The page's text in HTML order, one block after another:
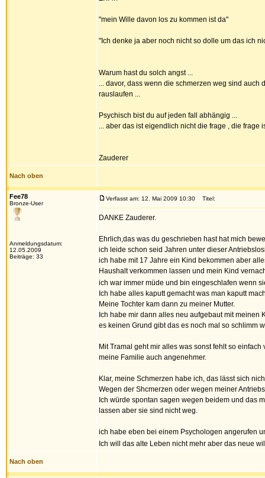
"mein Wille davon los zu kommen ist da"
"Ich denke ja aber noch nicht so dolle um das ich
Warum hast du solch angst ...
... davor, dass wenn die schmerzen weg sind
rauslaufen ...
Psychisch bist du auf jeden fall abhängig ...
... aber das ist eigendlich nicht die frage , die
Zauderer
Nach oben
Fee78
Bronze-User
Anmeldungsdatum:
12.05.2009
Beiträge: 33
Verfasst am: 12. Mai 2009 10:30 Titel:
DANKE Zauderer.
Ehrlich,das was du geschrieben hast hat mich
ich leide schon seid Jahren unter dieser
ich habe mit 17 Jahre ein Kind bekommen aber
Haushalt verkommen lassen und mein Kind
ich war immer müde und bin eingeschlafen wenn
Ich habe alles kaputt gemacht was man kaputt
Meine Tochter kam dann zu meiner Mutter.
Ich habe mir dann alles neu aufgebaut mit
es keinen Grund gibt das es noch mal so schlimm
Mit Tramal geht mir alles was sonst fehlt so
meine Familie auch angenehmer.
Klar, meine Schmerzen habe ich, das lässt sich
Wegen der Shcmerzen oder wegen meiner
Ich würde spontan sagen wegen beidem und das
lassen aber sie sind nicht weg.
ich habe eben bei einem Psychologen angerufen
Ich will das alte Leben nicht mehr aber das neue
Nach oben